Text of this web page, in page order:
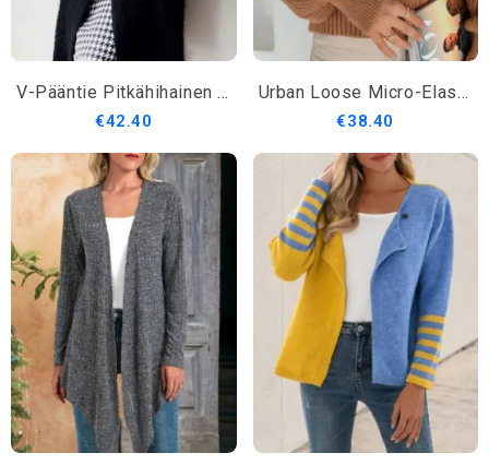
V-Pääntie Pitkähihainen Elegantti Regular Fit Puserotakki
€42.40
Urban Loose Micro-Elastity V-Kaula-Neulepusero Pitkähihainen Takki
€38.40